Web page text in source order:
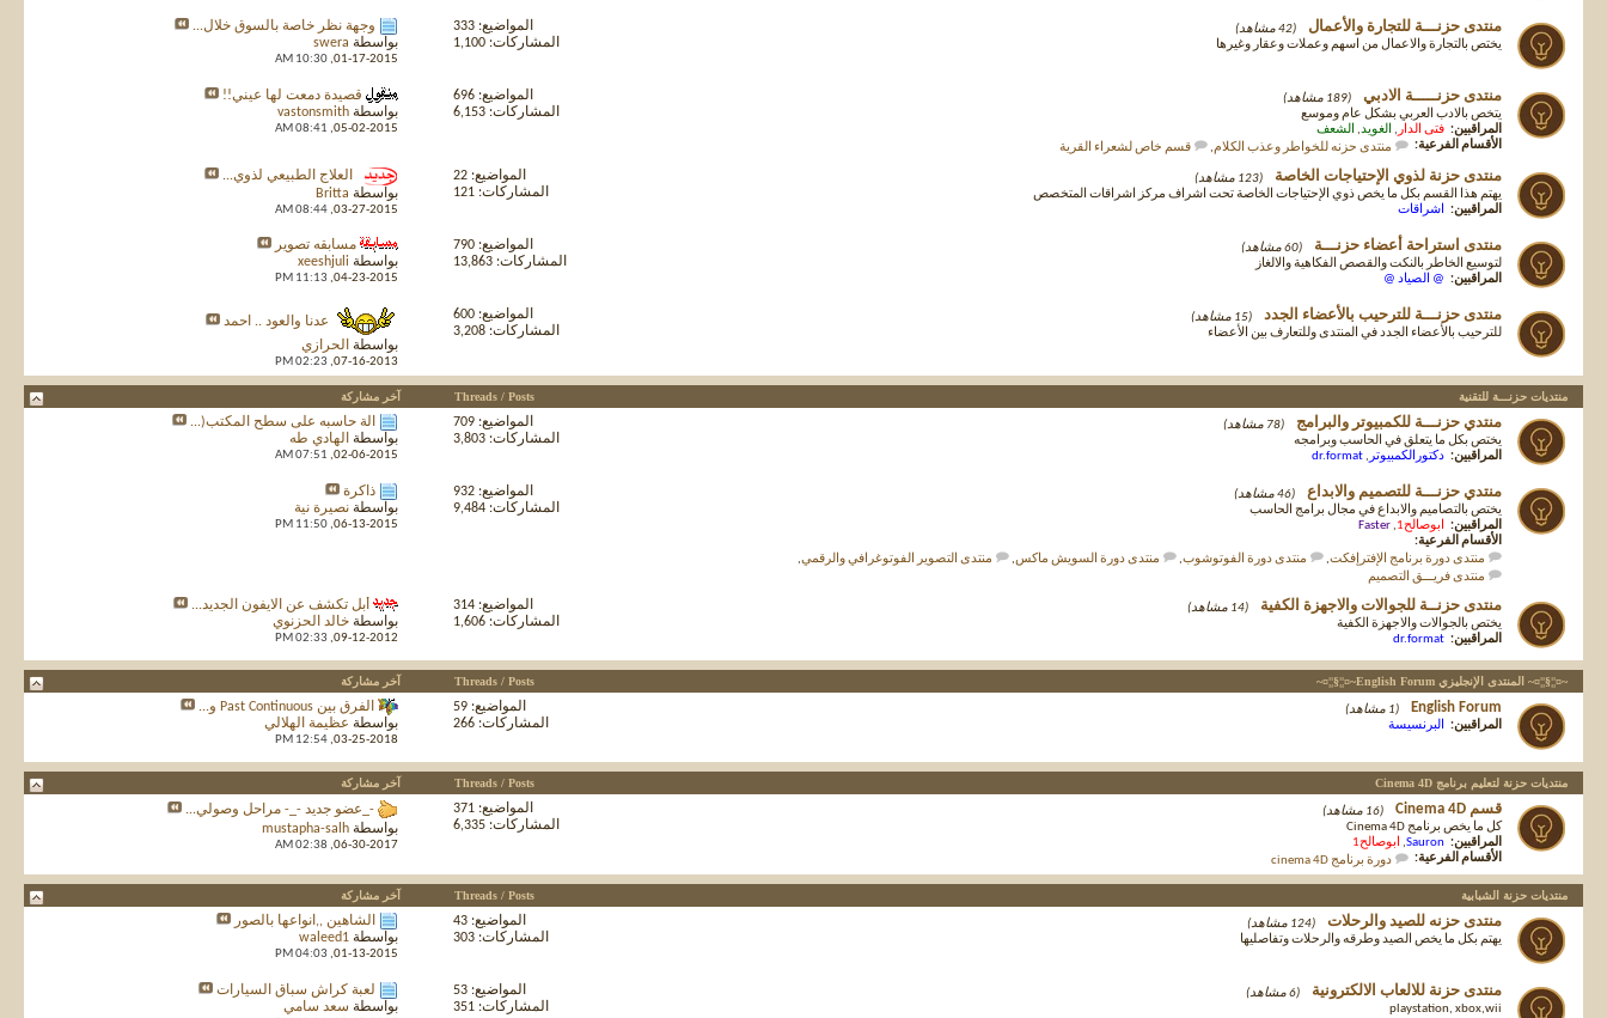
منتدى حزنـــة للتجارة والأعمال
(42 مشاهد)
يختص بالتجارة والاعمال من اسهم وعملات وعقار وغيرها
المواضيع: 333
المشاركات: 1,100
وجهة نظر خاصة بالسوق خلال...
بواسطة swera
01-17-2015,
10:30 AM
منتدى حزنـــــة الادبي
(189 مشاهد)
يتخص بالادب العربي بشكل عام وموسع
المراقبين: فتى الدار , الغويد, الشعف
الأقسام الفرعية:
منتدى حزنه للخواطر وعذب الكلام, قسم خاص لشعراء القرية
المواضيع: 696
المشاركات: 6,153
قصيدة دمعت لها عيني!!
بواسطة vastonsmith
05-02-2015,
08:41 AM
منتدى حزنة لذوي الإحتياجات الخاصة
(123 مشاهد)
يهتم هذا القسم بكل ما يخص ذوي الإحتياجات الخاصة تحت اشراف مركز اشراقات المتخصص
المراقبين:
اشراقات
المواضيع: 22
المشاركات: 121
العلاج الطبيعي لذوي...
بواسطة Britta
03-27-2015,
08:44 AM
منتدى استراحة أعضاء حزنـــة
(60 مشاهد)
لتوسيع الخاطر بالنكت والقصص الفكاهية والالغاز
المراقبين: @ الصياد @
المواضيع: 790
المشاركات: 13,863
مسابقه تصوير
بواسطة xeeshjuli
04-23-2015,
11:13 PM
منتدى حزنـــة للترحيب بالأعضاء الجدد
(15 مشاهد)
للترحيب بالأعضاء الجدد في المنتدى وللتعارف بين الأعضاء
المنتدى
المواضيع: 600
المشاركات: 3,208
عدنا والعود .. احمد
بواسطة الحرازي
07-16-2013,
02:23 PM
منتديات حزنـــة للتقنية Threads / Posts آخر مشاركة
منتدي حزنـــة للكمبيوتر والبرامج
(78 مشاهد)
يختص بكل ما يتعلق في الحاسب وبرامجه
المراقبين: دكتورالكمبيوتر ,
dr.format
المواضيع: 709
المشاركات: 3,803
آلة حاسبه على سطح المكتب(...
بواسطة الهادي طه
02-06-2015,
07:51 AM
منتدي حزنـــة للتصميم والابداع
(46 مشاهد)
يختص بالتصاميم والابداع في مجال برامج الحاسب
المراقبين:
ابوصالح1 ,
Faster
الأقسام الفرعية:
منتدى دورة برنامج الإفترإفكت, منتدى دورة الفوتوشوب, منتدى دورة السويش ماكس, منتدى التصوير الفوتوغرافي والرقمي,
منتدى فريـــق التصميم
المواضيع: 932
المشاركات: 9,484
ذاكرة
بواسطة نصيرة نية
06-13-2015,
11:50 PM
منتدى حزنــة للجوالات والاجهزة الكفية
(14 مشاهد)
يختص بالجوالات والاجهزة الكفية
المراقبين: dr.format
المنتدى
المواضيع: 314
المشاركات: 1,606
أبل تكشف عن الايفون الجديد...
بواسطة خالد الحزنوي
09-12-2012,
02:33 PM
~¤¦¦§¦¦¤~ المنتدى الإنجليزي English Forum~¤¦¦§¦¦¤~ Threads / Posts آخر مشاركة
English Forum
(1 مشاهد)
المراقبين:
البرنسيسة
المنتدى
المواضيع: 59
المشاركات: 266
الفرق بين Past Continuous و...
بواسطة عظيمة الهلالي
03-25-2018,
12:54 PM
منتديات حزنة لتعليم برنامج Cinema 4D Threads / Posts آخر مشاركة
قسم Cinema 4D
(16 مشاهد)
كل ما يخص برنامج Cinema 4D
المراقبين: Sauron
,
ابوصالح1
الأقسام الفرعية:
دورة برنامج cinema 4D
المواضيع: 371
المشاركات: 6,335
-_عضو جديد -_- مراحل وصولي...
بواسطة mustapha-salh
06-30-2017,
02:38 AM
منتديات حزنة الشبابية Threads / Posts آخر مشاركة
منتدى حزنه للصيد والرحلات
(124 مشاهد)
يهتم بكل ما يخص الصيد وطرقه والرحلات وتفاصليها
المواضيع: 43
المشاركات: 303
الشاهين ,,انواعها بالصور
بواسطة waleed1
01-13-2015,
04:03 PM
منتدى حزنة للالعاب الالكترونية
(6 مشاهد)
playstation, xbox,wii
المواضيع: 53
المشاركات: 351
لعبة كراش سباق السيارات
بواسطة سعد سامي